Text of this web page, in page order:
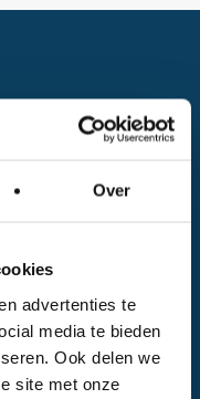
Over
advertenties te
media te bieden
Ook delen we
site met onze